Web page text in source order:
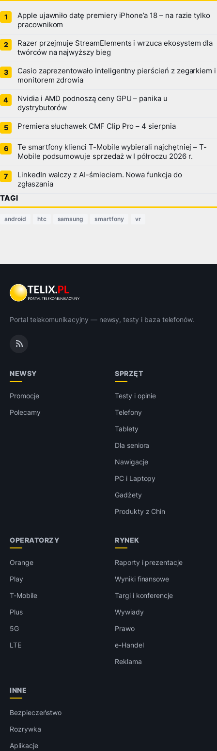
Apple ujawniło datę premiery iPhone’a 18 – na razie tylko
pracownikom
Razer przejmuje StreamElements i wrzuca ekosystem dla
twórców na najwyższy bieg
Casio zaprezentowało inteligentny pierścień z zegarkiem i
monitorem zdrowia
Nvidia i AMD podnoszą ceny GPU – panika u
dystrybutorów
Premiera słuchawek CMF Clip Pro – 4 sierpnia
Te smartfony klienci T-Mobile wybierali najchętniej – T-
Mobile podsumowuje sprzedaż w I półroczu 2026 r.
LinkedIn walczy z AI-śmieciem. Nowa funkcja do
zgłaszania
TAGI
android htc samsung smartfony vr
Portal telekomunikacyjny — newsy, testy i baza telefonów.
NEWSY
Promocje
Polecamy
SPRZĘT
Testy i opinie
Telefony
Tablety
Dla seniora
Nawigacje
PC i Laptopy
Gadżety
Produkty z Chin
OPERATORZY
Orange
Play
T-Mobile
Plus
5G
LTE
RYNEK
Raporty i prezentacje
Wyniki finansowe
Targi i konferencje
Wywiady
Prawo
e-Handel
Reklama
INNE
Bezpieczeństwo
Rozrywka
Aplikacje